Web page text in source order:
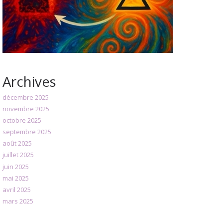
Archives
décembre 2025
novembre 2025
octobre 2025
septembre 2025
août 2025
juillet 2025
juin 2025
mai 2025
avril 2025
mars 2025